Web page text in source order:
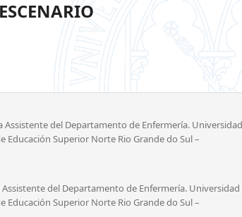
Assistente del Departamento de Enfermería. Universidad
Educación Superior Norte Rio Grande do Sul –
del Departamento de Enfermería. Universidad
Educación Superior Norte Rio Grande do Sul –